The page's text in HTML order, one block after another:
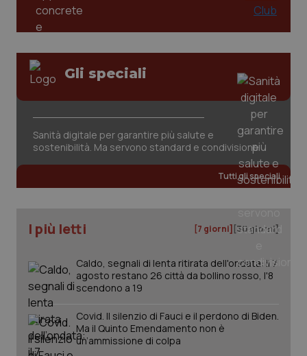
Gli speciali
Sanità digitale per garantire più salute e
sostenibilità. Ma servono standard e condivisione
Tutti gli speciali
I più letti [7 giorni] [30 giorni]
Caldo, segnali di lenta ritirata dell'ondata: il 7
agosto restano 26 città da bollino rosso, l'8
scendono a 19
Covid. Il silenzio di Fauci e il perdono di Biden.
Ma il Quinto Emendamento non è
un’ammissione di colpa
tracking-enable
tracking-sites-ironfish-
session-id
www.quotidianosanita.it
.quotidianosanita.it